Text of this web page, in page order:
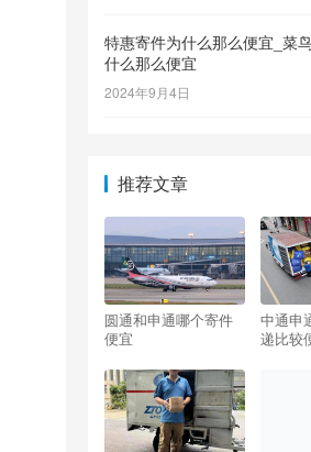
特惠寄件为什么那么便宜_菜
什么那么便宜
2024年9月4日
推荐文章
圆通和申通哪个寄件
便宜
中通申
递比较